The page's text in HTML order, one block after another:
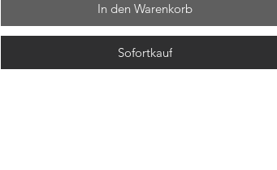
In den Warenkorb
Sofortkauf